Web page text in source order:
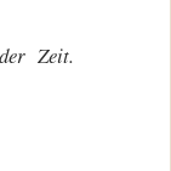
Zeit.